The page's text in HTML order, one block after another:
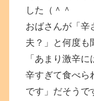
した（＾＾
おばさんが「辛
夫？」と何度も
「あまり激辛
辛すぎて食べら
です」だそうで